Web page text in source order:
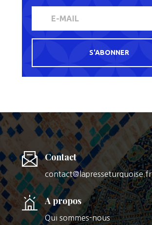
S'ABONNER
Contact
contact@lapresseturquoise.fr
A propos
Qui sommes-nous